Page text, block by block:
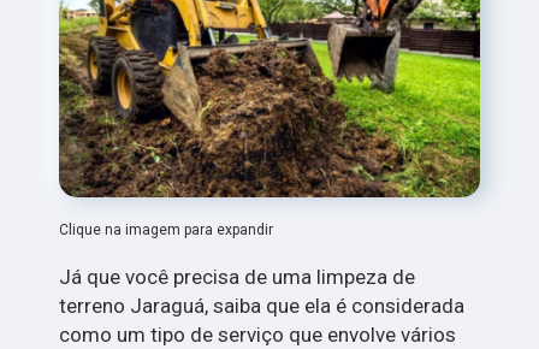
Clique na imagem para expandir
Já que você precisa de uma limpeza de
terreno Jaraguá, saiba que ela é considerada
como um tipo de serviço que envolve vários